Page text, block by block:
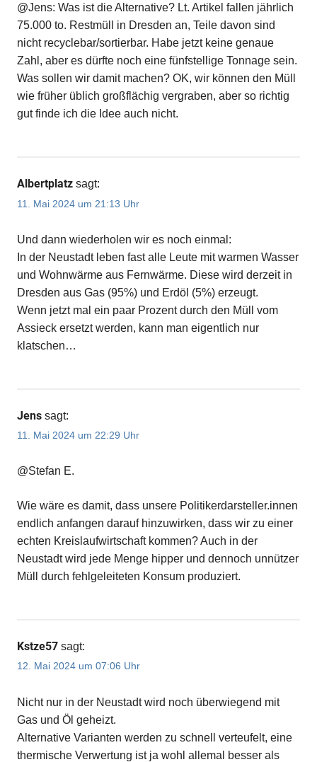
@Jens: Was ist die Alternative? Lt. Artikel fallen jährlich
75.000 to. Restmüll in Dresden an, Teile davon sind
nicht recyclebar/sortierbar. Habe jetzt keine genaue
Zahl, aber es dürfte noch eine fünfstellige Tonnage sein.
Was sollen wir damit machen? OK, wir können den Müll
wie früher üblich großflächig vergraben, aber so richtig
gut finde ich die Idee auch nicht.
Albertplatz sagt:
11. Mai 2024 um 21:13 Uhr
Und dann wiederholen wir es noch einmal:
In der Neustadt leben fast alle Leute mit warmen Wasser
und Wohnwärme aus Fernwärme. Diese wird derzeit in
Dresden aus Gas (95%) und Erdöl (5%) erzeugt.
Wenn jetzt mal ein paar Prozent durch den Müll vom
Assieck ersetzt werden, kann man eigentlich nur
klatschen…
Jens sagt:
11. Mai 2024 um 22:29 Uhr
@Stefan E.
Wie wäre es damit, dass unsere Politikerdarsteller.innen
endlich anfangen darauf hinzuwirken, dass wir zu einer
echten Kreislaufwirtschaft kommen? Auch in der
Neustadt wird jede Menge hipper und dennoch unnützer
Müll durch fehlgeleiteten Konsum produziert.
Kstze57 sagt:
12. Mai 2024 um 07:06 Uhr
Nicht nur in der Neustadt wird noch überwiegend mit
Gas und Öl geheizt.
Alternative Varianten werden zu schnell verteufelt, eine
thermische Verwertung ist ja wohl allemal besser als